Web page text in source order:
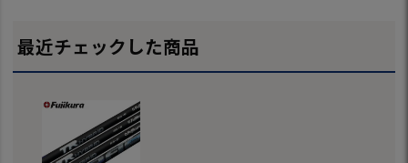
【単品購入不可】
【単品購入不可】
可】
最近チェックした商品